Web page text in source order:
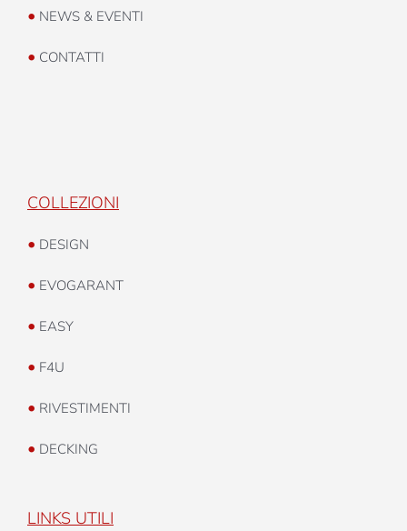
• NEWS & EVENTI
• CONTATTI
COLLEZIONI
• DESIGN
• EVOGARANT
• EASY
• F4U
• RIVESTIMENTI
• DECKING
LINKS UTILI